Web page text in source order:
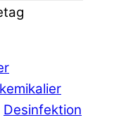
Desinfektion